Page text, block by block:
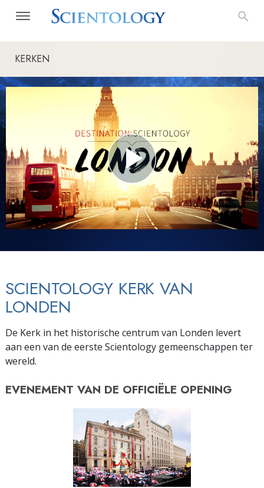
KERKEN
SCIENTOLOGY KERK VAN
LONDEN
De Kerk in het historische centrum van Londen levert
aan een van de eerste Scientology gemeenschappen ter
wereld.
EVENEMENT VAN DE OFFICIËLE OPENING